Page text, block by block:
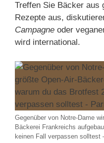
Treffen Sie Bäcker aus
Rezepte aus,
Campagne oder
wird international.
Gegenüber von Notre-Dame
Bäckerei Frankreichs
keinen Fall verpassen solltest